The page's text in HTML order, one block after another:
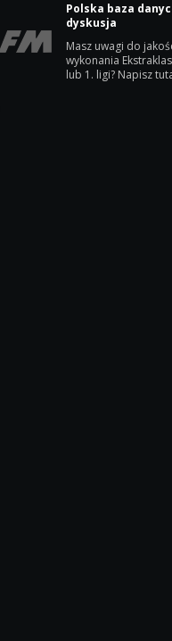
Polska baza
dyskusja
Masz uwagi do
wykonania
lub 1. ligi? Napisz